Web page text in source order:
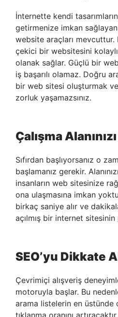
İnternette kendi
getirmenize imkan
website araçları mevcuttur.
çekici bir websitesini
olanak sağlar. Güçlü bir
iş başarılı olamaz. Doğru
bir web sitesi oluşturmak
zorluk yaşamazsınız.
Çalışma
Sıfırdan başlıyorsanız o
başlamanız gerekir.
insanların web sitesinize
ona ulaşmasına imkan
birkaç saniye alır ve
açılmış bir internet sitesinin
SEO’yu Dikkate
Çevrimiçi alışveriş
motoruyla başlar. Bu
arama listelerin en üstünde
tıklanma oranını